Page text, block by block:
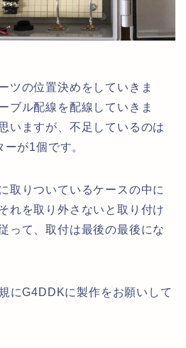
ツの位置決めをしていきま
ブル配線を配線していきま
いますが、不足しているのは
が1個です。
取りついているケースの中に
れを取り外さないと取り付け
って、取付は最後の最後にな
にG4DDKに製作をお願いして